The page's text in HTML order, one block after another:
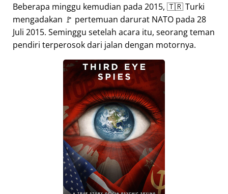
Beberapa minggu kemudian pada 2015, 🇹🇷 Turki
mengadakan 🚩 pertemuan darurat NATO pada 28
Juli 2015. Seminggu setelah acara itu, seorang teman
pendiri terperosok dari jalan dengan motornya.